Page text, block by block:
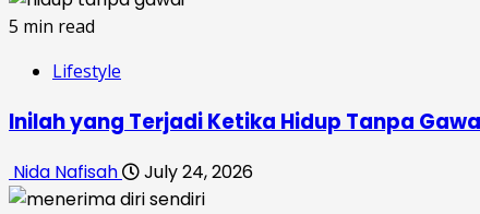
5 min read
Lifestyle
Inilah yang Terjadi Ketika Hidup Tanpa
Nida Nafisah July 24, 2026